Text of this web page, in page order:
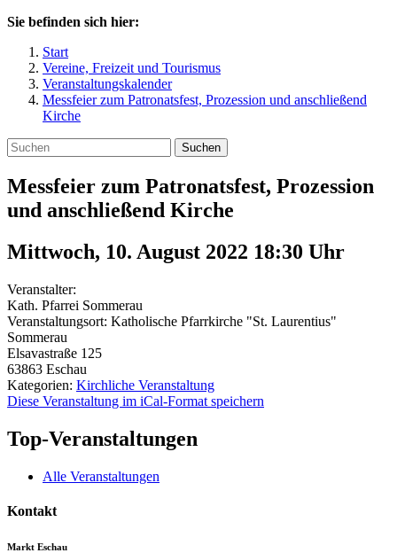
Sie befinden sich hier:
Start
Vereine, Freizeit und Tourismus
Veranstaltungskalender
Messfeier zum Patronatsfest, Prozession und anschließend
Kirche
Suchen
Messfeier zum Patronatsfest, Prozession
und anschließend Kirche
Mittwoch, 10. August 2022 18:30 Uhr
Veranstalter:
Kath. Pfarrei Sommerau
Veranstaltungsort: Katholische Pfarrkirche "St. Laurentius"
Sommerau
Elsavastraße 125
63863 Eschau
Kategorien: Kirchliche Veranstaltung
Diese Veranstaltung im iCal-Format speichern
Top-Veranstaltungen
Alle Veranstaltungen
Kontakt
Markt Eschau